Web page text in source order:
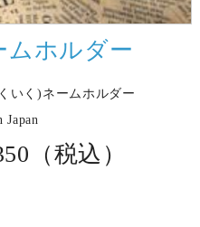
ムホルダー
いく)ネームホルダー
Japan
（税込）